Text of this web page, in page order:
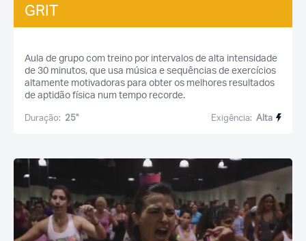
GRIT
Aula de grupo com treino por intervalos de alta intensidade
de 30 minutos, que usa música e sequências de exercícios
altamente motivadoras para obter os melhores resultados
de aptidão física num tempo recorde.
Duração: 25'' Exigência: Alta